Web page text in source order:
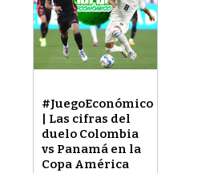
#JuegoEconómico
| Las cifras del
duelo Colombia
vs Panamá en la
Copa América